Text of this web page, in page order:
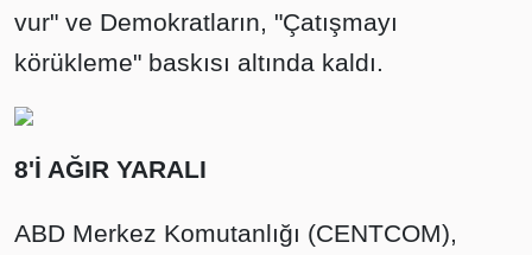
vur" ve Demokratların, "Çatışmayı
körükleme" baskısı altında kaldı.
8'İ AĞIR YARALI
ABD Merkez Komutanlığı (CENTCOM),